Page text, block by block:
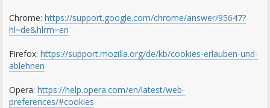
Chrome: https://support.google.com/chrome/answer/95647?
hl=de&hlrm=en
Firefox: https://support.mozilla.org/de/kb/cookies-erlauben-und-
ablehnen
Opera: https://help.opera.com/en/latest/web-
preferences/#cookies